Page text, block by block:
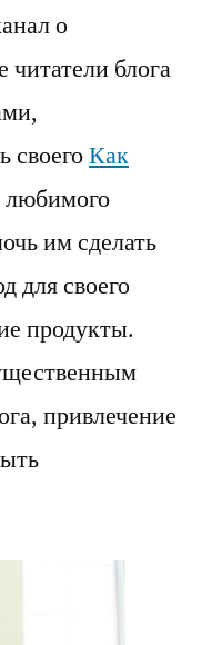
о
блога
своегоКак
любимого
им сделать
для своего
продукты.
привлечение